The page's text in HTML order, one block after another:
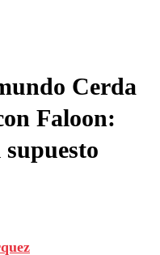
Cerda
Faloon: